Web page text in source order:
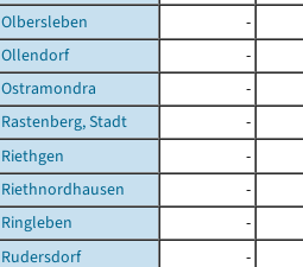
Olbersleben
-
Ollendorf
-
Ostramondra
-
Rastenberg, Stadt
-
Riethgen
-
Riethnordhausen
-
Ringleben
-
Rudersdorf
-